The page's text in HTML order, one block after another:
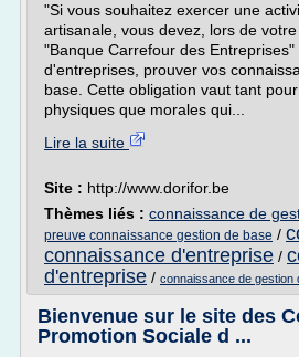
"Si vous souhaitez exercer une
artisanale, vous devez, lors de
"Banque Carrefour des
d'entreprises, prouver vos
base. Cette obligation vaut tant
physiques que morales qui...
Lire la suite
Site : http://www.dorifor.be
Thèmes liés : connaissance de
preuve connaissance gestion de base /
connaissance d'entreprise /
d'entreprise / connaissance de gestion
Bienvenue sur le site des
Promotion Sociale d ...